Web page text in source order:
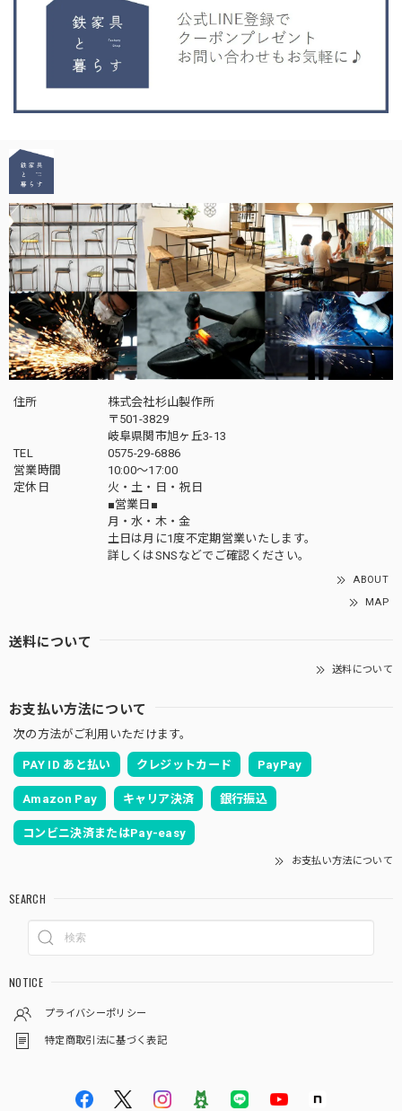
住所
株式会社杉山製作所
〒501-3829
岐阜県関市旭ヶ丘3-13
TEL
0575-29-6886
営業時間
10:00～17:00
定休日
火・土・日・祝日
■営業日■
月・水・木・金
土日は月に1度不定期営業いたします。
詳しくはSNSなどでご確認ください。
ABOUT
MAP
送料について
送料について
お支払い方法について
次の方法がご利用いただけます。
PAY ID あと払い クレジットカード PayPay
Amazon Pay キャリア決済 銀行振込
コンビニ決済またはPay-easy
お支払い方法について
SEARCH
NOTICE
プライバシーポリシー
特定商取引法に基づく表記